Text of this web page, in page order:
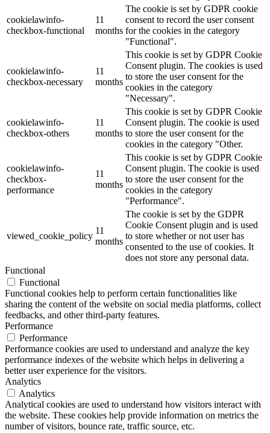
cookielawinfo-
checkbox-functional
11
months
The cookie is set by GDPR cookie
consent to record the user consent
for the cookies in the category
"Functional".
cookielawinfo-
checkbox-necessary
11
months
This cookie is set by GDPR Cookie
Consent plugin. The cookies is used
to store the user consent for the
cookies in the category
"Necessary".
cookielawinfo-
checkbox-others
11
months
This cookie is set by GDPR Cookie
Consent plugin. The cookie is used
to store the user consent for the
cookies in the category "Other.
cookielawinfo-
checkbox-
performance
11
months
This cookie is set by GDPR Cookie
Consent plugin. The cookie is used
to store the user consent for the
cookies in the category
"Performance".
viewed_cookie_policy
11
months
The cookie is set by the GDPR
Cookie Consent plugin and is used
to store whether or not user has
consented to the use of cookies. It
does not store any personal data.
Functional
Functional
Functional cookies help to perform certain functionalities like
sharing the content of the website on social media platforms, collect
feedbacks, and other third-party features.
Performance
Performance
Performance cookies are used to understand and analyze the key
performance indexes of the website which helps in delivering a
better user experience for the visitors.
Analytics
Analytics
Analytical cookies are used to understand how visitors interact with
the website. These cookies help provide information on metrics the
number of visitors, bounce rate, traffic source, etc.